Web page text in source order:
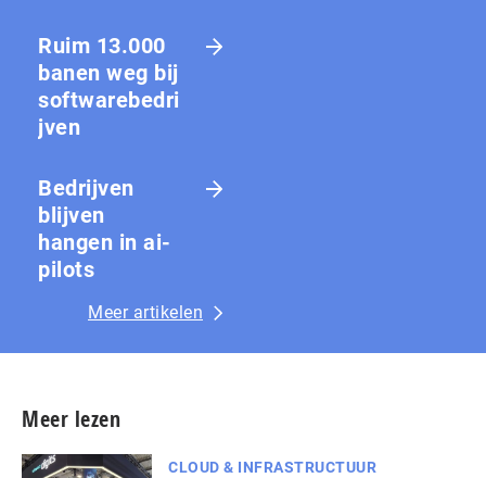
Ruim 13.000
banen weg bij
softwarebedri
jven
Bedrijven
blijven
hangen in ai-
pilots
Meer artikelen
Meer lezen
CLOUD & INFRASTRUCTUUR